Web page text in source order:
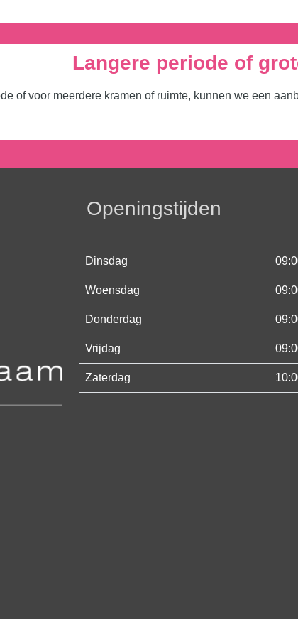
Langere periode of
of voor meerdere kramen of ruimte, kunnen we een
Openingstijden
Dinsdag
Woensdag
Donderdag
Vrijdag
Zaterdag